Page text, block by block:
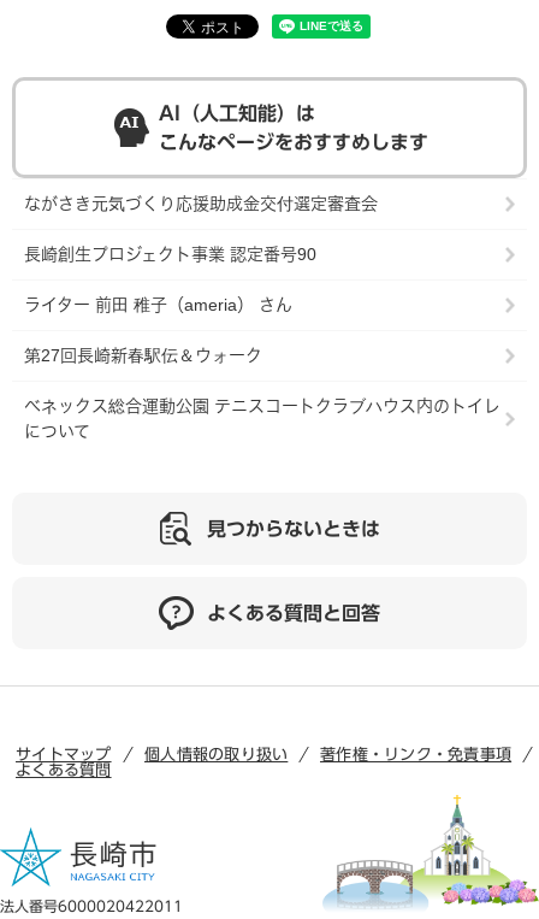
AI（人工知能）は
こんなページをおすすめします
ながさき元気づくり応援助成金交付選定審査会
長崎創生プロジェクト事業 認定番号90
ライター 前田 稚子（ameria） さん
第27回長崎新春駅伝＆ウォーク
べネックス総合運動公園 テニスコートクラブハウス内のトイレ
について
見つからないときは
よくある質問と回答
サイトマップ 個人情報の取り扱い
著作権・リンク・免責事項
よくある質問
法人番号6000020422011